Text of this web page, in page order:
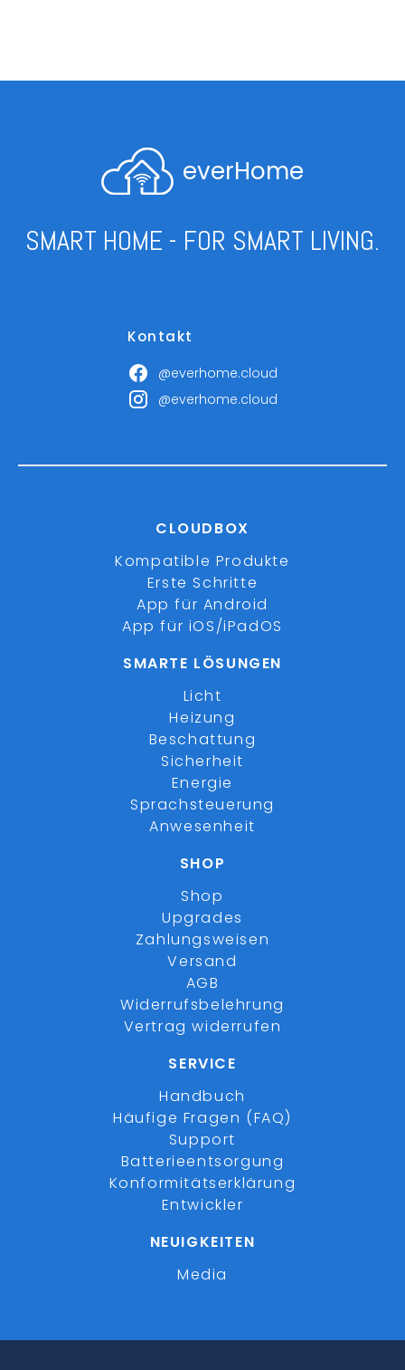
everHome
SMART HOME - FOR SMART LIVING.
Kontakt
@everhome.cloud
@everhome.cloud
CLOUDBOX
Kompatible Produkte
Erste Schritte
App für Android
App für iOS/iPadOS
SMARTE LÖSUNGEN
Licht
Heizung
Beschattung
Sicherheit
Energie
Sprachsteuerung
Anwesenheit
SHOP
Shop
Upgrades
Zahlungsweisen
Versand
AGB
Widerrufsbelehrung
Vertrag widerrufen
SERVICE
Handbuch
Häufige Fragen (FAQ)
Support
Batterieentsorgung
Konformitätserklärung
Entwickler
NEUIGKEITEN
Media